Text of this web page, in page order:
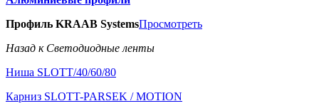
Профиль KRAAB SystemsПросмотреть
Назад к Светодиодные ленты
Ниша SLOTT/40/60/80
Карниз SLOTT-PARSEK / MOTION